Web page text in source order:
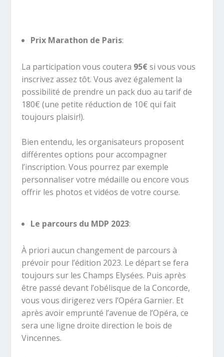
Prix Marathon de Paris:
La participation vous coutera 95€ si vous vous
inscrivez assez tôt. Vous avez également la
possibilité de prendre un pack duo au tarif de
180€ (une petite réduction de 10€ qui fait
toujours plaisir!).
Bien entendu, les organisateurs proposent
différentes options pour accompagner
l’inscription. Vous pourrez par exemple
personnaliser votre médaille ou encore vous
offrir les photos et vidéos de votre course.
Le parcours du MDP 2023:
À priori aucun changement de parcours à
prévoir pour l’édition 2023. Le départ se fera
toujours sur les Champs Elysées. Puis après
être passé devant l’obélisque de la Concorde,
vous vous dirigerez vers l’Opéra Garnier. Et
après avoir emprunté l’avenue de l’Opéra, ce
sera une ligne droite direction le bois de
Vincennes.